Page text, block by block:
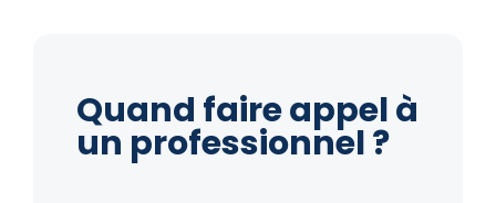
Quand faire appel à
un professionnel ?